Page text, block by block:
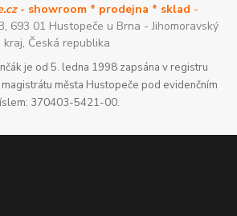
- showroom * prodejna * sklad -
693 01 Hustopeče u Brna - Jihomoravský
kraj, Česká republika
je od 5. ledna 1998 zapsána v registru
města Hustopeče pod evidenčním
370403-5421-00.